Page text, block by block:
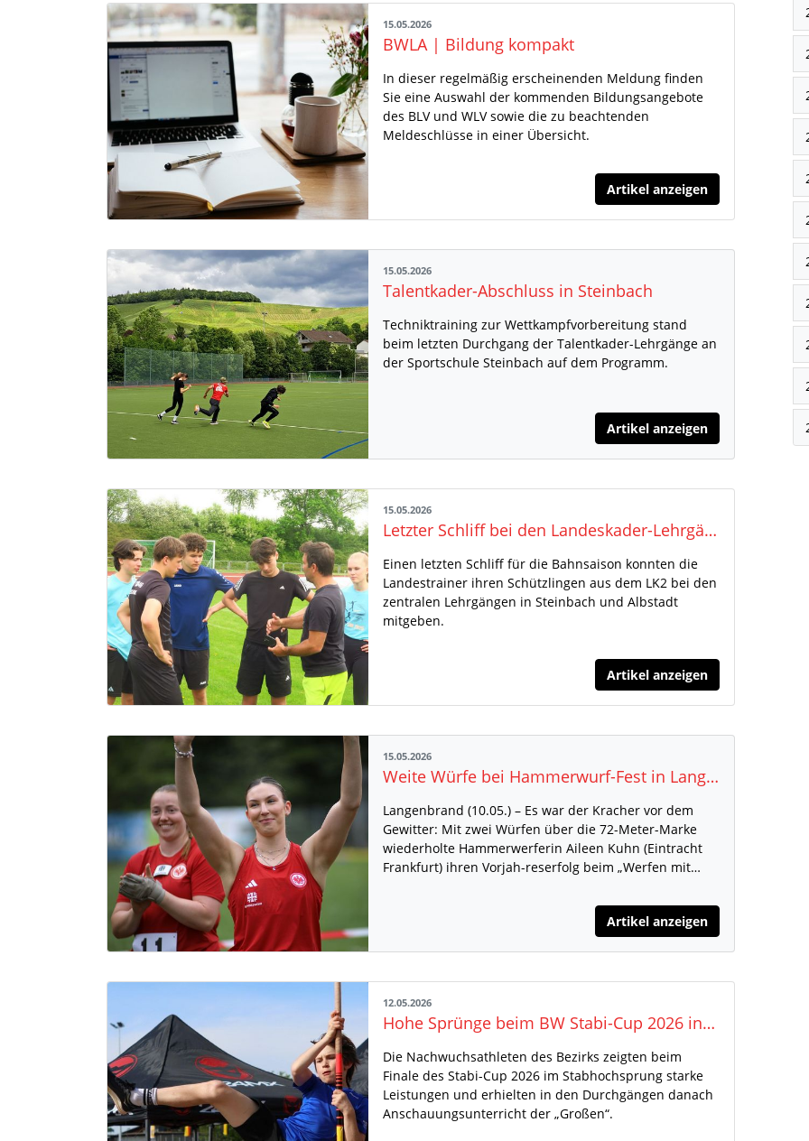
15.05.2026
BWLA | Bildung kompakt
In dieser regelmäßig erscheinenden Meldung finden
Sie eine Auswahl der kommenden Bildungsangebote
des BLV und WLV sowie die zu beachtenden
Meldeschlüsse in einer Übersicht.
Artikel anzeigen
15.05.2026
Talentkader-Abschluss in Steinbach
Techniktraining zur Wettkampfvorbereitung stand
beim letzten Durchgang der Talentkader-Lehrgänge an
der Sportschule Steinbach auf dem Programm.
Artikel anzeigen
15.05.2026
Letzter Schliff bei den Landeskader-Lehrgängen
Einen letzten Schliff für die Bahnsaison konnten die
Landestrainer ihren Schützlingen aus dem LK2 bei den
zentralen Lehrgängen in Steinbach und Albstadt
mitgeben.
Artikel anzeigen
15.05.2026
Weite Würfe bei Hammerwurf-Fest in Langenbrand - Aileen Kuhn wiederholt Vorjahressieg mit EM-Norm
Langenbrand (10.05.) – Es war der Kracher vor dem
Gewitter: Mit zwei Würfen über die 72-Meter-Marke
wiederholte Hammerwerferin Aileen Kuhn (Eintracht
Frankfurt) ihren Vorjah-reserfolg beim „Werfen mit…
Artikel anzeigen
12.05.2026
Hohe Sprünge beim BW Stabi-Cup 2026 in Engen - Tolle Stimmung beim Finale
Die Nachwuchsathleten des Bezirks zeigten beim
Finale des Stabi-Cup 2026 im Stabhochsprung starke
Leistungen und erhielten in den Durchgängen danach
Anschauungsunterricht der „Großen“.